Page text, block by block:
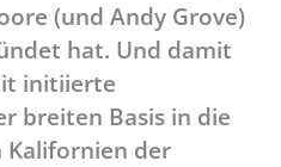
(und Andy Grove)
hat. Und damit
initiierte
breiten Basis in die
Kalifornien der